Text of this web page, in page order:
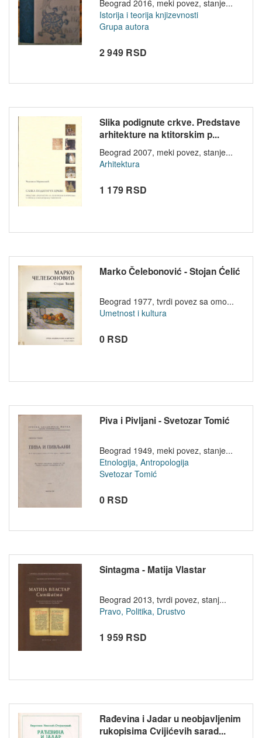
Beograd 2016, meki povez, stanje...
Istorija i teorija knjizevnosti
Grupa autora
2 949 RSD
Slika podignute crkve. Predstave
arhitekture na ktitorskim p...
Beograd 2007, meki povez, stanje...
Arhitektura
1 179 RSD
Marko Čelebonović - Stojan Ćelić
Beograd 1977, tvrdi povez sa omo...
Umetnost i kultura
0 RSD
Piva i Pivljani - Svetozar Tomić
Beograd 1949, meki povez, stanje...
Etnologija, Antropologija
Svetozar Tomić
0 RSD
Sintagma - Matija Vlastar
Beograd 2013, tvrdi povez, stanj...
Pravo, Politika, Drustvo
1 959 RSD
Rađevina i Jadar u neobjavljenim
rukopisima Cvijićevih sarad...